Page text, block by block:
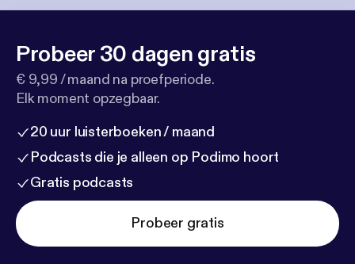
Probeer 30 dagen gratis
€ 9,99 / maand na proefperiode.
Elk moment opzegbaar.
20 uur luisterboeken / maand
Podcasts die je alleen op Podimo hoort
Gratis podcasts
Probeer gratis